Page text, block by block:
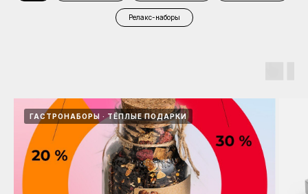
Релакс-наборы
ГАСТРОНАБОРЫ ТЁПЛЫЕ ПОДАРКИ